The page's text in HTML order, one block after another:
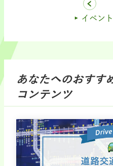
イベン
あなたへのおすす
コンテンツ